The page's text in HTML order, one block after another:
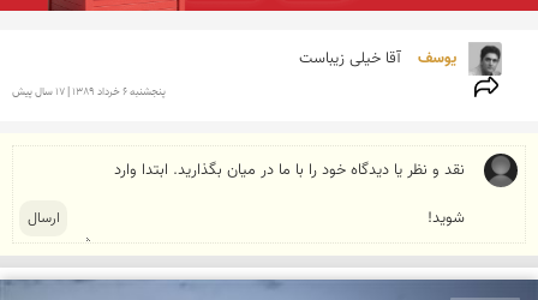
یوسف آقا خیلی زیباست
پنجشنبه 6 خرداد 1389 | 17 سال پیش